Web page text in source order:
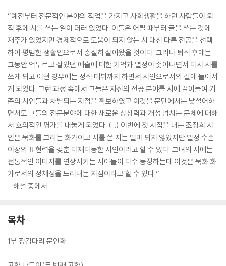
“예전부터 전문적인 분야의 직업을 가지고 사회생활을 하던 사람들이 퇴
직 후에 시를 쓰는 일이 더러 있었다. 이들은 어릴 때부터 글을 쓰는 것에
재주가 있었지만 경제적으로 도움이 되지 않는 시 대신 다른 전공을 선택
하여 평범한 생활인으로서 충실히 살아왔을 것이다. 그러나 퇴직 후에는
그동안 억누르고 살았던 예술에 대한 기억과 열정이 솟아나면서 다시 시를
쓰게 되고 어떤 경우에는 정식 데뷔까지 하면서 시인으로서의 길에 들어서
게 되었다. 그런 과정 속에서 그들은 자신의 전공 분야를 시에 끌어들여 기
존의 시인들과 차별되는 지점을 확보하였고 이것을 문단에서는 낯설어하
면서도 그들의 전문분야에 대한 새로운 상상력과 개성 넘치는 문체에 대해
서 호의적인 평가를 내놓게 되었다. (...) 이번에 첫 시집을 내는 조정희 시
인은 묵화를 그리는 화가이고 시를 쓴 지는 얼마 되지 않았지만 일정 수준
이상의 표현력을 갖춘 다재다능한 시인이라고 할 수 있다. 그녀의 시에는
전통적인 이미지를 연상시키는 시어들이 다수 등장하는데 이것은 묵화 화
가로서의 정체성을 드러내는 지점이라고 할 수 있다.”
- 해설 중에서
목차
1부 징검다리 문인화